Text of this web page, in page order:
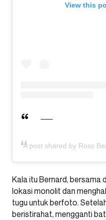
View this
A post shared by Ross
Kala itu Bernard, bersama
lokasi monolit dan
tugu untuk berfoto.
beristirahat, mengganti